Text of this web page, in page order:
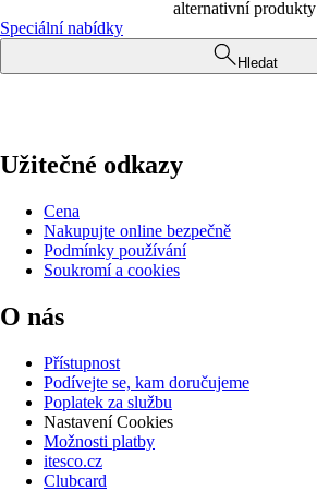
alternativní produkty
Speciální nabídky
Hledat
Užitečné odkazy
Cena
Nakupujte online bezpečně
Podmínky používání
Soukromí a cookies
O nás
Přístupnost
Podívejte se, kam doručujeme
Poplatek za službu
Nastavení Cookies
Možnosti platby
itesco.cz
Clubcard